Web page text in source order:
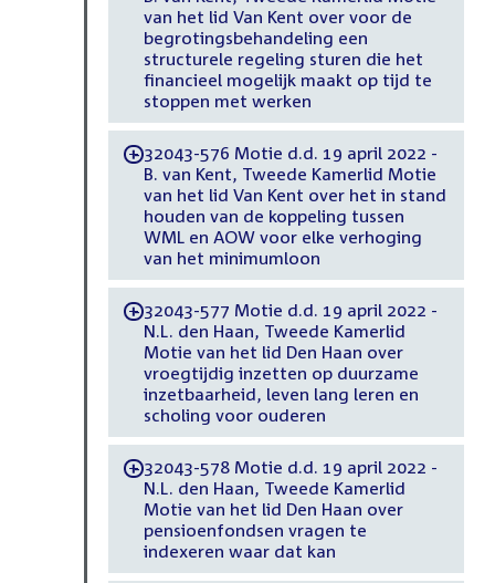
van het lid Van Kent over voor de
begrotingsbehandeling een
structurele regeling sturen die het
financieel mogelijk maakt op tijd te
stoppen met werken
-32043-576 Motie d.d. 19 april 2022 -
B. van Kent, Tweede Kamerlid Motie
van het lid Van Kent over het in stand
houden van de koppeling tussen
WML en AOW voor elke verhoging
van het minimumloon
-32043-577 Motie d.d. 19 april 2022 -
N.L. den Haan, Tweede Kamerlid
Motie van het lid Den Haan over
vroegtijdig inzetten op duurzame
inzetbaarheid, leven lang leren en
scholing voor ouderen
-32043-578 Motie d.d. 19 april 2022 -
N.L. den Haan, Tweede Kamerlid
Motie van het lid Den Haan over
pensioenfondsen vragen te
indexeren waar dat kan